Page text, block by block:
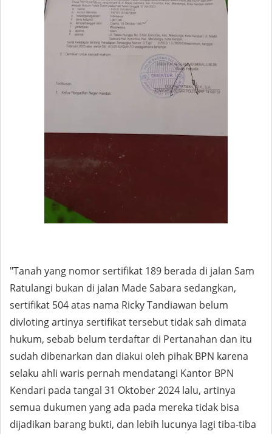
"Tanah yang nomor sertifikat 189 berada di jalan Sam
Ratulangi bukan di jalan Made Sabara sedangkan,
sertifikat 504 atas nama Ricky Tandiawan belum
divloting artinya sertifikat tersebut tidak sah dimata
hukum, sebab belum terdaftar di Pertanahan dan itu
sudah dibenarkan dan diakui oleh pihak BPN karena
selaku ahli waris pernah mendatangi Kantor BPN
Kendari pada tangal 31 Oktober 2024 lalu, artinya
semua dukumen yang ada pada mereka tidak bisa
dijadikan barang bukti, dan lebih lucunya lagi tiba-tiba